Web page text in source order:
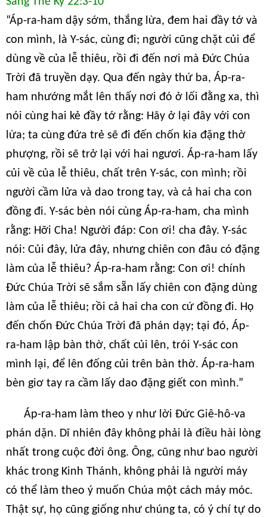
“Áp-ra-ham dậy sớm, thắng lừa, đem hai đầy tớ và
con mình, là Y-sác, cùng đi; người cũng chặt củi để
dùng về của lễ thiêu, rồi đi đến nơi mà Đức Chúa
Trời đã truyền dạy. Qua đến ngày thứ ba, Áp-ra-
ham nhướng mắt lên thấy nơi đó ở lối đằng xa, thì
nói cùng hai kẻ đầy tớ rằng: Hãy ở lại đây với con
lừa; ta cùng đứa trẻ sẽ đi đến chốn kia đặng thờ
phượng, rồi sẽ trở lại với hai ngươi. Áp-ra-ham lấy
củi về của lễ thiêu, chất trên Y-sác, con mình; rồi
người cầm lửa và dao trong tay, và cả hai cha con
đồng đi. Y-sác bèn nói cùng Áp-ra-ham, cha mình
rằng: Hỡi Cha! Người đáp: Con ơi! cha đây. Y-sác
nói: Củi đây, lửa đây, nhưng chiên con đâu có đặng
làm của lễ thiêu? Áp-ra-ham rằng: Con ơi! chính
Đức Chúa Trời sẽ sắm sẵn lấy chiên con đặng dùng
làm của lễ thiêu; rồi cả hai cha con cứ đồng đi. Họ
đến chốn Đức Chúa Trời đã phán dạy; tại đó, Áp-
ra-ham lập bàn thờ, chất củi lên, trói Y-sác con
mình lại, để lên đống củi trên bàn thờ. Áp-ra-ham
bèn giơ tay ra cầm lấy dao đặng giết con mình.”
Áp-ra-ham làm theo y như lời Đức Giê-hô-va
phán dặn. Dĩ nhiên đây không phải là điều hài lòng
nhất trong cuộc đời ông. Ông, cũng như bao người
khác trong Kinh Thánh, không phải là người máy
có thể làm theo ý muốn Chúa một cách máy móc.
Thật sự, họ cũng giống như chúng ta, có ý chí tự do